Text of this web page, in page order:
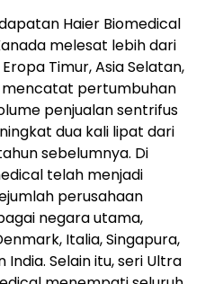
Haier Biomedical
melesat lebih dari
Timur, Asia Selatan,
mencatat pertumbuhan
penjualan sentrifus
dua kali lipat dari
sebelumnya. Di
telah menjadi
perusahaan
negara utama,
Italia, Singapura,
Selain itu, seri Ultra